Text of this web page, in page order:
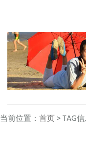
当前位置： 首页> TAG